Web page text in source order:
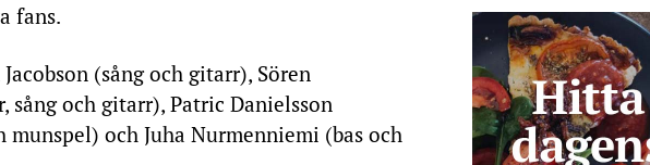
fans.
(sång och gitarr), Sören
sång och gitarr), Patric Danielsson
munspel) och Juha Nurmenniemi (bas och